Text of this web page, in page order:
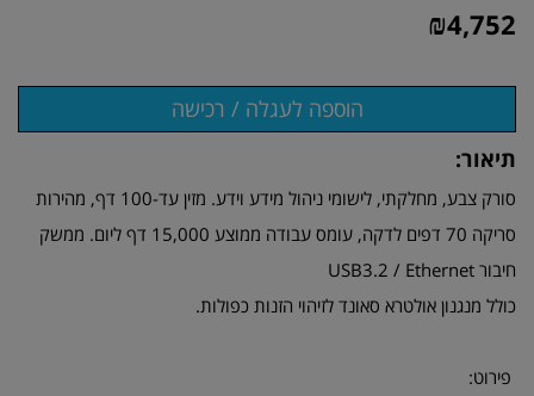
₪4,752
תיאור:
סורק צבע, מחלקתי, לישומי ניהול מידע וידע. מזין עד-100 דף, מהירות
סריקה 70 דפים לדקה, עומס עבודה ממוצע 15,000 דף ליום. ממשק
חיבור USB3.2 / Ethernet
כולל מנגנון אולטרא סאונד לזיהוי הזנות כפולות.
פירוט: